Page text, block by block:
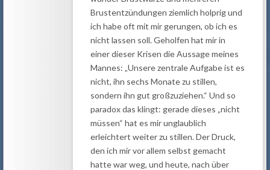
Brustentzündungen ziemlich holprig und
ich habe oft mit mir gerungen, ob ich es
nicht lassen soll. Geholfen hat mir in
einer dieser Krisen die Aussage meines
Mannes: „Unsere zentrale Aufgabe ist es
nicht, ihn sechs Monate zu stillen,
sondern ihn gut großzuziehen.“ Und so
paradox das klingt: gerade dieses „nicht
müssen“ hat es mir unglaublich
erleichtert weiter zu stillen. Der Druck,
den ich mir vor allem selbst gemacht
hatte war weg, und heute, nach über